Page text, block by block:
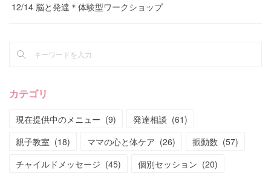
12/14 脳と発達＊体験型ワークショップ
カテゴリ
現在提供中のメニュー (9) 発達相談 (61)
親子教室 (18) ママの心と体ケア (26) 振動数 (57)
チャイルドメッセージ (45) 個別セッション (20)